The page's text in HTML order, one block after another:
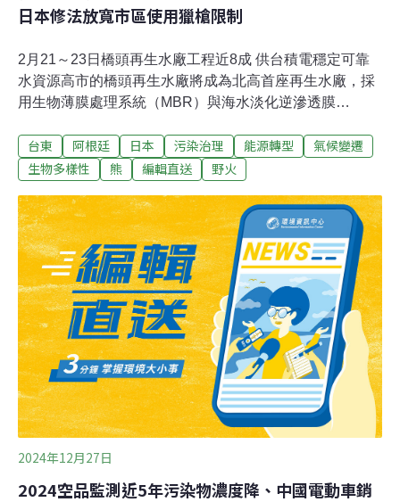
日本修法放寬市區使用獵槍限制
2月21～23日橋頭再生水廠工程近8成 供台積電穩定可靠
水資源高市的橋頭再生水廠將成為北高首座再生水廠，採
用生物薄膜處理系統（MBR）與海水淡化逆滲透膜
計畫由內政部國土署與地方政府共同推動，完工後每日可
生產3.5萬噸再生水，不僅能為楠梓產業園區的台積電提供
循環利用。（中央社報導）台灣山羊現蹤鯉魚山 林保署台
東分署擬誘捕後野放台東市鯉魚山風景區最近被民眾發現
有保育台灣山羊出沒，但山羊通常生活在海拔300公尺以
上山區，跑到低海拔75公尺的鯉魚山讓民眾很驚訝。林保
署台東分署接獲通報，21日上午派工作人員前往鑑定，並
研究要誘捕帶回山區野放。（公視新聞網報導）
台東 阿根廷 日本 污染治理 能源轉型
氣候變遷
生物多樣性
熊 編輯直送 野火
2024年12月27日
2024空品監測近5年污染物濃度降、中國電動車銷